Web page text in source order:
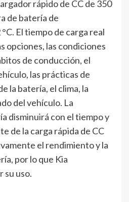
rápido de CC de 350
de batería de
El tiempo de carga real
opciones, las condiciones
de conducción, el
las prácticas de
la batería, el clima, la
del vehículo. La
disminuirá con el tiempo y
de la carga rápida de CC
el rendimiento y la
por lo que Kia
su uso.